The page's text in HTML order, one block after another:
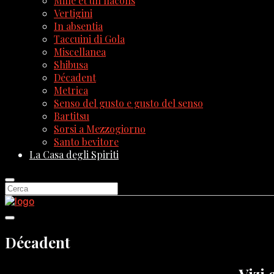
Vertigini
In absentia
Taccuini di Gola
Miscellanea
Shibusa
Décadent
Metrica
Senso del gusto e gusto del senso
Bartitsu
Sorsi a Mezzogiorno
Santo bevitore
La Casa degli Spiriti
Décadent